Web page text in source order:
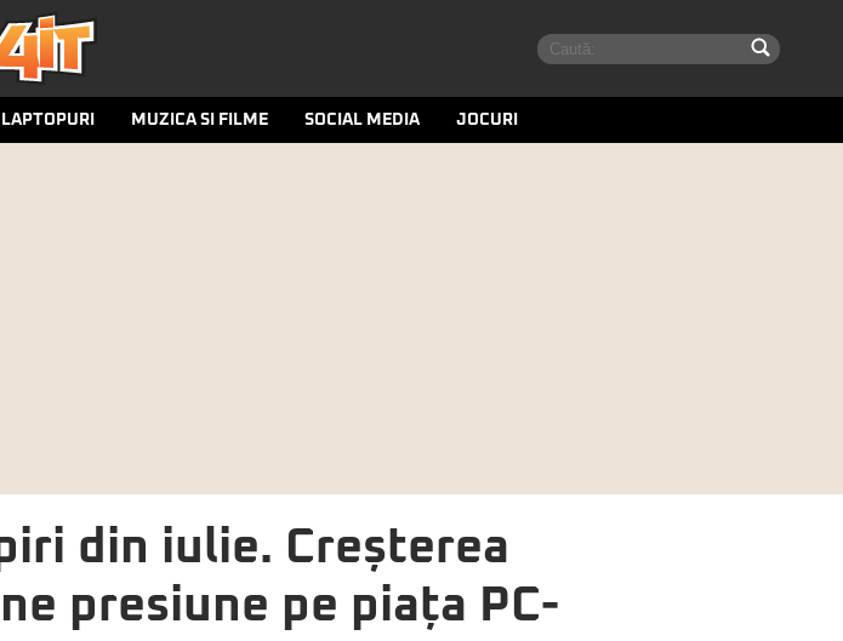
LAPTOPURI MUZICA SI FILME SOCIAL MEDIA JOCURI
din iulie. Creșterea
presiune pe piața PC-